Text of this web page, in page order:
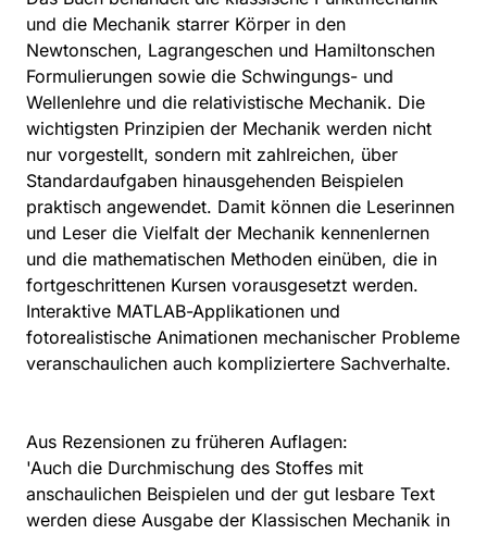
und die Mechanik starrer Körper in den
Newtonschen, Lagrangeschen und Hamiltonschen
Formulierungen sowie die Schwingungs- und
Wellenlehre und die relativistische Mechanik. Die
wichtigsten Prinzipien der Mechanik werden nicht
nur vorgestellt, sondern mit zahlreichen, über
Standardaufgaben hinausgehenden Beispielen
praktisch angewendet. Damit können die Leserinnen
und Leser die Vielfalt der Mechanik kennenlernen
und die mathematischen Methoden einüben, die in
fortgeschrittenen Kursen vorausgesetzt werden.
Interaktive MATLAB-Applikationen und
fotorealistische Animationen mechanischer Probleme
veranschaulichen auch kompliziertere Sachverhalte.
Aus Rezensionen zu früheren Auflagen:
'Auch die Durchmischung des Stoffes mit
anschaulichen Beispielen und der gut lesbare Text
werden diese Ausgabe der Klassischen Mechanik in